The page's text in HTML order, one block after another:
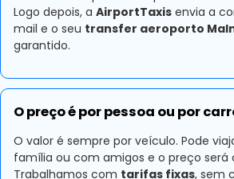
Logo depois, a AirportTaxis envia a
mail e o seu transfer aeroporto
garantido.
O preço é por pessoa ou por
O valor é sempre por veículo. Pode
família ou com amigos e o preço será
Trabalhamos com tarifas fixas, sem